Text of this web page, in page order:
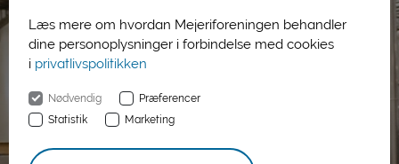
Læs mere om hvordan Mejeriforeningen behandler
dine personoplysninger i forbindelse med cookies
i privatlivspolitikken
Nødvendig
Præferencer
Statistik
Marketing